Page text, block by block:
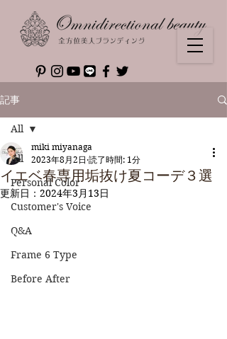
記事
All
Personal Color
Customer's Voice
Q&A
Frame 6 Type
Before After
All
イエベ春専用垢抜け夏コーデ３選
miki miyanaga
2023年8月2日 読了時間: 1分
更新日： 2024年3月13日